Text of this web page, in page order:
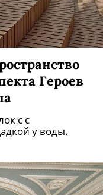
Героев
с с
у воды.